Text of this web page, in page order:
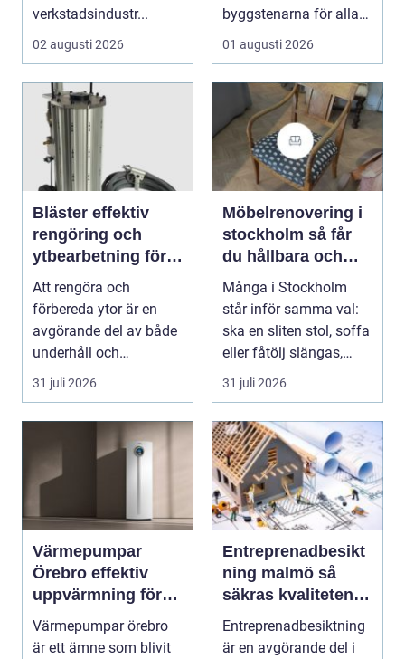
verkstadsindustr...
02 augusti 2026
byggstenarna för alla
som vill arbet...
01 augusti 2026
Bläster effektiv
rengöring och
ytbearbetning för
proffs och
hantverkare
Att rengöra och
förbereda ytor är en
avgörande del av både
underhåll och
renovering. Färg, rost,
smu...
31 juli 2026
Möbelrenovering i
stockholm så får
du hållbara och
vackra möbler
Många i Stockholm
står inför samma val:
ska en sliten stol, soffa
eller fåtölj slängas,
säljas billi...
31 juli 2026
Värmepumpar
Örebro effektiv
uppvärmning för
hus och fastigheter
Värmepumpar örebro
är ett ämne som blivit
Entreprenadbesikt
ning malmö så
säkras kvaliteten i
byggprojekt
Entreprenadbesiktning
är en avgörande del i